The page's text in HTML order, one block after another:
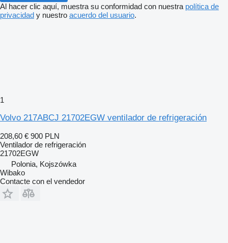
Al hacer clic aquí, muestra su conformidad con nuestra política de
privacidad y nuestro acuerdo del usuario.
1
Volvo 217ABCJ 21702EGW ventilador de refrigeración
208,60 € 900 PLN
Ventilador de refrigeración
21702EGW
Polonia, Kojszówka
Wibako
Contacte con el vendedor